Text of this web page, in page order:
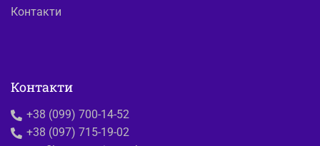
Контакти
Контакти
+38 (099) 700-14-52
+38 (097) 715-19-02